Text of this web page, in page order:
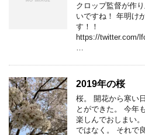
クロップ監督が作
いですね！ 年明け
す！！
https://twitter.com/
2019年の桜
桜。 開花から寒い
とができた。 今年
楽しんでおしまい
ではなく。 それで